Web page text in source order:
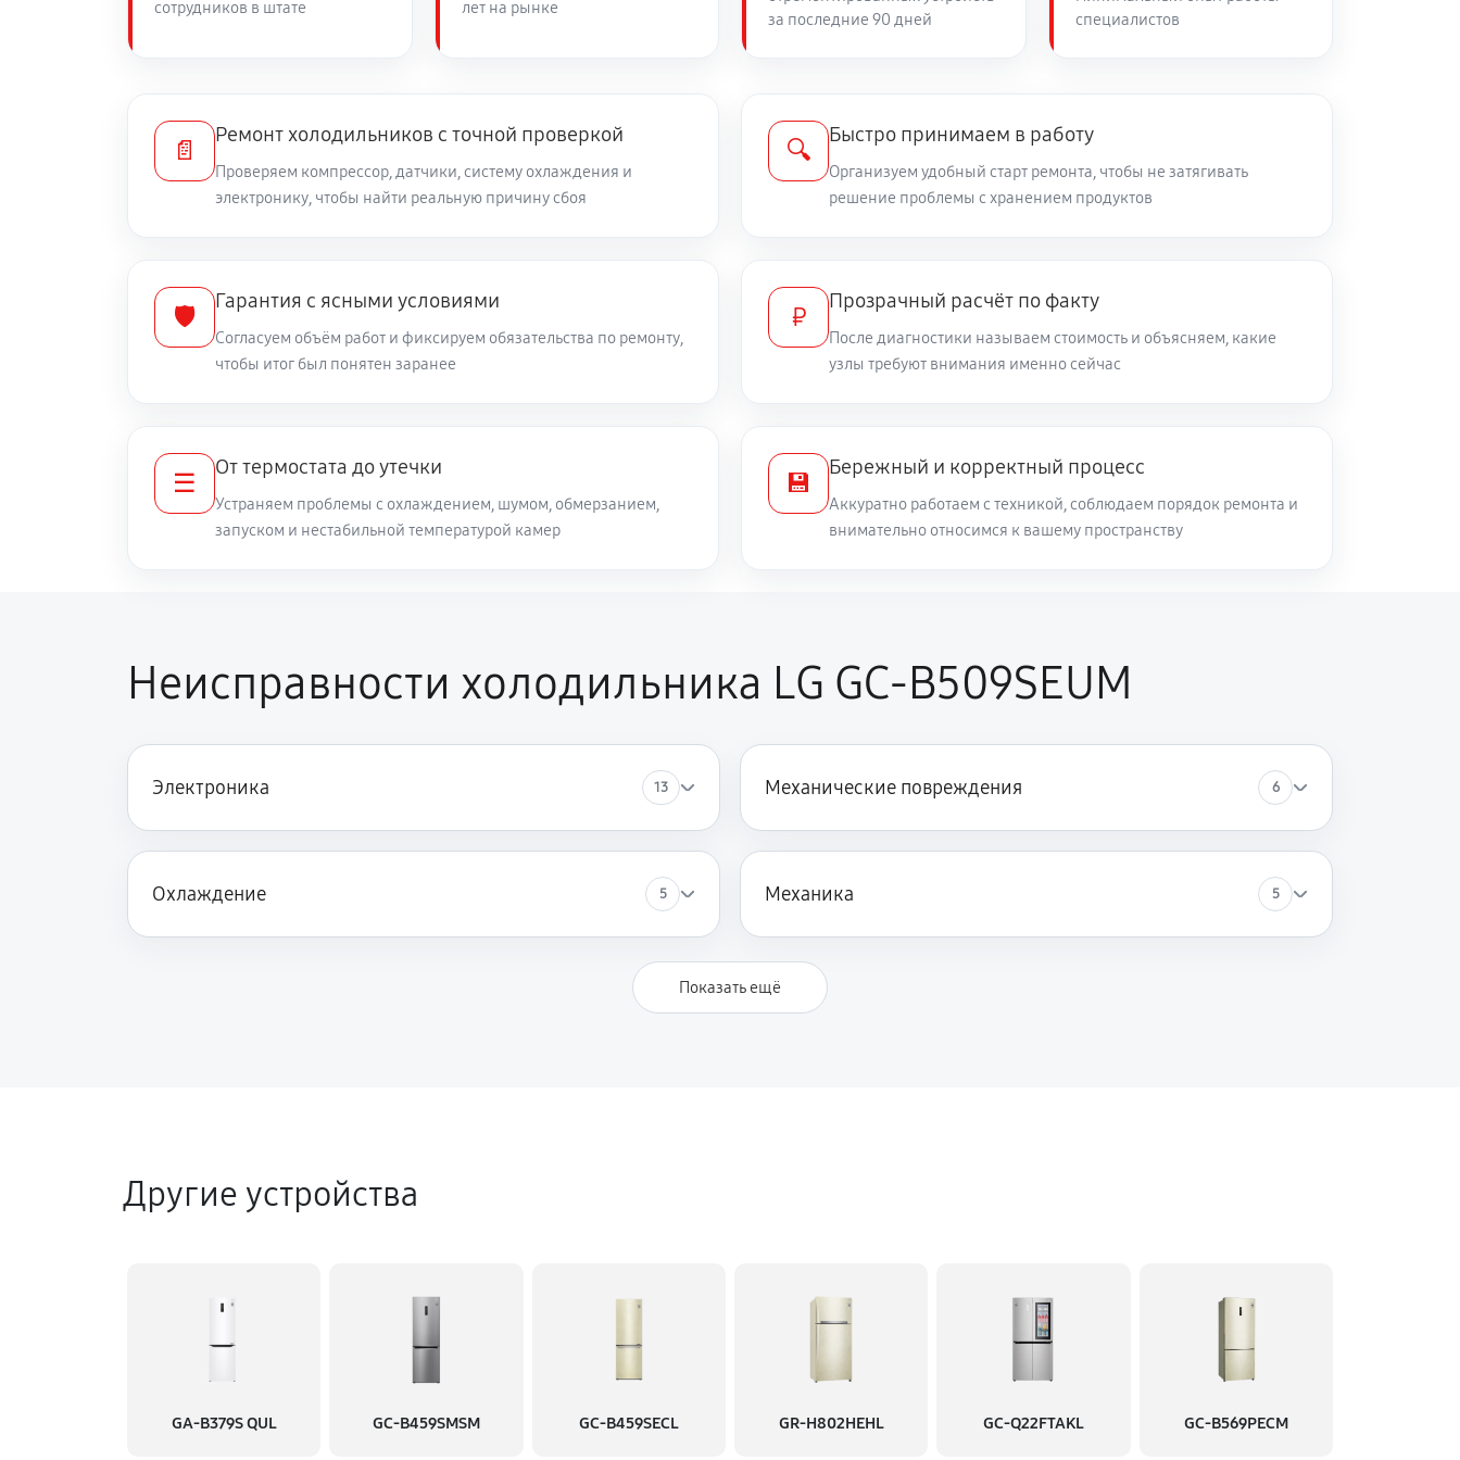
60 минут
сотрудников в штате лет на рынке
за последние 90 дней
специалистов
📄
Ремонт холодильников с точной проверкой
Проверяем компрессор, датчики, систему охлаждения и
электронику, чтобы найти реальную причину сбоя
🔍
Быстро принимаем в работу
Организуем удобный старт ремонта, чтобы не затягивать
решение проблемы с хранением продуктов
🛡️
Гарантия с ясными условиями
Согласуем объём работ и фиксируем обязательства по ремонту,
чтобы итог был понятен заранее
₽
Прозрачный расчёт по факту
После диагностики называем стоимость и объясняем, какие
узлы требуют внимания именно сейчас
☰
От термостата до утечки
Устраняем проблемы с охлаждением, шумом, обмерзанием,
запуском и нестабильной температурой камер
💾
Бережный и корректный процесс
Аккуратно работаем с техникой, соблюдаем порядок ремонта и
внимательно относимся к вашему пространству
Неисправности холодильника LG GC-B509SEUM
Электроника 13 Механические повреждения 6
Охлаждение 5 Механика 5
Показать ещё
Другие устройства
GA-B379S QUL GC-B459SMSM GC-B459SECL GR-H802HEHL GC-Q22FTAKL GC-B569PECM